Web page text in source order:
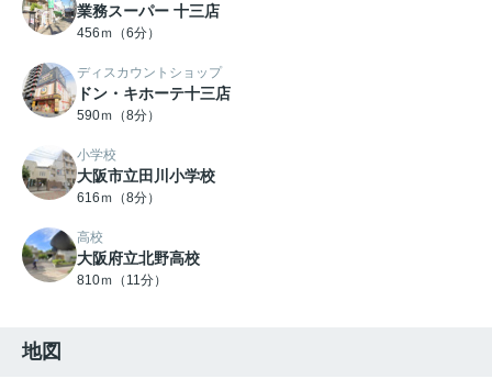
業務スーパー 十三店
456ｍ（6分）
ディスカウントショップ
ドン・キホーテ十三店
590ｍ（8分）
小学校
大阪市立田川小学校
616ｍ（8分）
高校
大阪府立北野高校
810ｍ（11分）
地図